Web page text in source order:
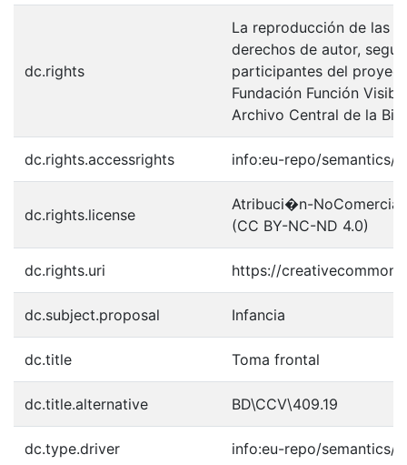
dc.rights
La reproducción de las
derechos de autor,
participantes del
Fundación Función
Archivo Central de la
dc.rights.accessrights info:eu-repo/semantics/
dc.rights.license
Atribuci�n-
(CC BY-NC-ND 4.0)
dc.rights.uri https://
dc.subject.proposal Infancia
dc.title Toma frontal
dc.title.alternative BD\CCV\409.19
dc.type.driver info:eu-repo/semantics/